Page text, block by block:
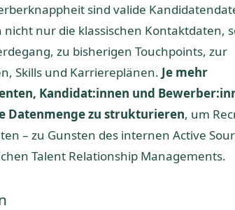
sind valide
nur die klassischen Kontaktdaten,
zu bisherigen Touchpoints, zur
Skills und Karriereplänen. Je mehr
Kandidat:innen und
Datenmenge zu strukturieren, um
– zu Gunsten des internen Active
Talent Relationship Managements.